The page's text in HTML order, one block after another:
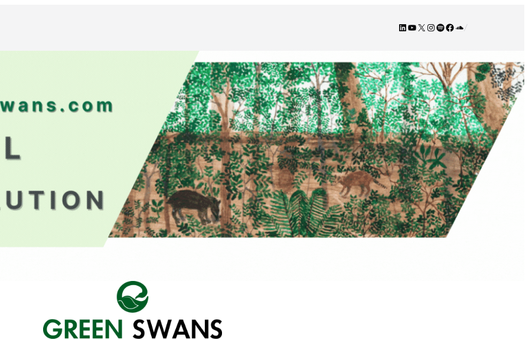
LinkedIn
YouTube
X Instagram
Spotify
Facebook
SoundCloud
/